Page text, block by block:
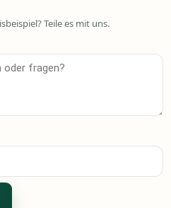
Teile es mit uns.